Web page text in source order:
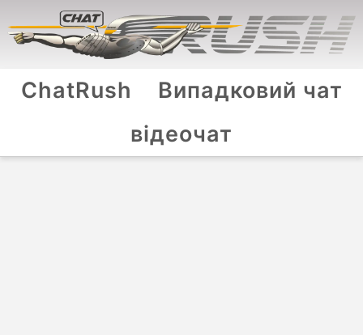
ChatRush
Випадковий чат
відеочат